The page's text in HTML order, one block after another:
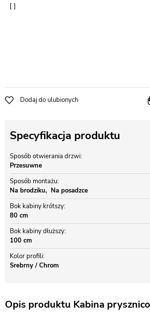
Dodaj do ulubionych
Specyfikacja produktu
Sposób otwierania drzwi
Przesuwne
Sposób montażu
Na brodziku
Na posadzce
Bok kabiny krótszy
80 cm
Bok kabiny dłuższy
100 cm
Kolor profili
Srebrny / Chrom
Opis produktu Kabina